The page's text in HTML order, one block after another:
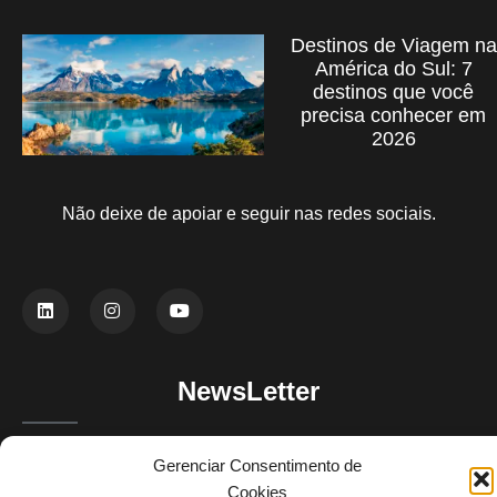
Gerenciar Consentimento de
Cookies
Destinos de Viagem na
América do Sul: 7
destinos que você
precisa conhecer em
2026
Não deixe de apoiar e seguir nas redes sociais.
NewsLetter
Fique por dentro das novidades. Cadastre-se em nossa